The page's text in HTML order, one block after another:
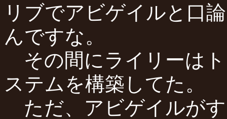
リブでアビゲイルと口
んですな。
その間にライリーは
ステムを構築してた。
ただ、アビゲイルが